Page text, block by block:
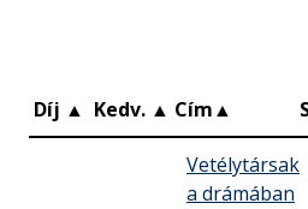
Díj ▲ Kedv. ▲ Cím▲
Vetélytársak
a drámában